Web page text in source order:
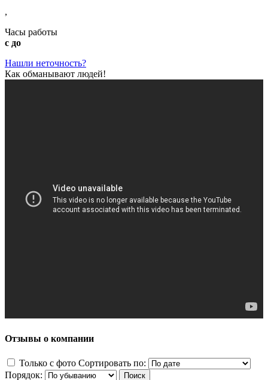
,
Часы работы
с до
Нашли неточность?
Как обманывают людей!
Отзывы о компании
Только с фото Сортировать по:
Порядок: